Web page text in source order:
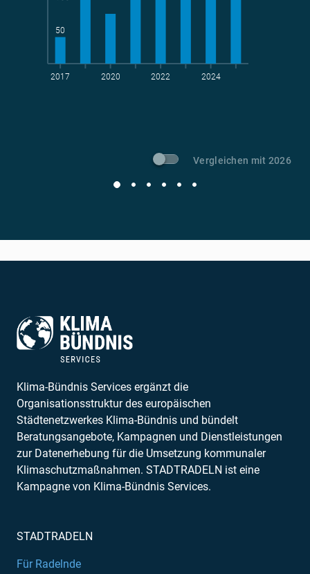
-Vermeidung
2017 2020 2022 2024
50
Vergleichen mit 2026
Klima-Bündnis Services ergänzt die
Organisationsstruktur des europäischen
Städtenetzwerkes Klima-Bündnis und bündelt
Beratungsangebote, Kampagnen und Dienstleistungen
zur Datenerhebung für die Umsetzung kommunaler
Klimaschutzmaßnahmen. STADTRADELN ist eine
Kampagne von Klima-Bündnis Services.
STADTRADELN
Für Radelnde